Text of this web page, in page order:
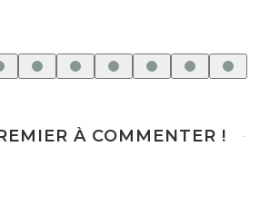
À COMMENTER !